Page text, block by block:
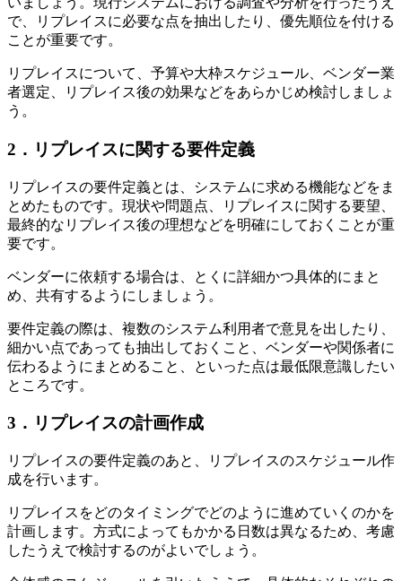
で、リプレイスに必要な点を抽出したり、優先順位を付ける
ことが重要です。
リプレイスについて、予算や大枠スケジュール、ベンダー業
者選定、リプレイス後の効果などをあらかじめ検討しましょ
う。
2．リプレイスに関する要件定義
リプレイスの要件定義とは、システムに求める機能などをま
とめたものです。現状や問題点、リプレイスに関する要望、
最終的なリプレイス後の理想などを明確にしておくことが重
要です。
ベンダーに依頼する場合は、とくに詳細かつ具体的にまと
め、共有するようにしましょう。
要件定義の際は、複数のシステム利用者で意見を出したり、
細かい点であっても抽出しておくこと、ベンダーや関係者に
伝わるようにまとめること、といった点は最低限意識したい
ところです。
3．リプレイスの計画作成
リプレイスの要件定義のあと、リプレイスのスケジュール作
成を行います。
リプレイスをどのタイミングでどのように進めていくのかを
計画します。方式によってもかかる日数は異なるため、考慮
したうえで検討するのがよいでしょう。